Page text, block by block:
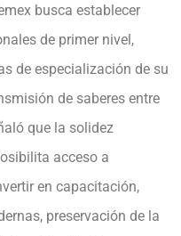
busca establecer
de primer nivel,
de especialización de su
de saberes entre
que la solidez
acceso a
en capacitación,
preservación de la